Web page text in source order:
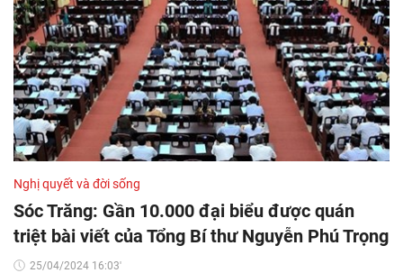
Nghị quyết và đời sống
Sóc Trăng: Gần 10.000 đại biểu được quán
triệt bài viết của Tổng Bí thư Nguyễn Phú Trọng
25/04/2024 16:03'